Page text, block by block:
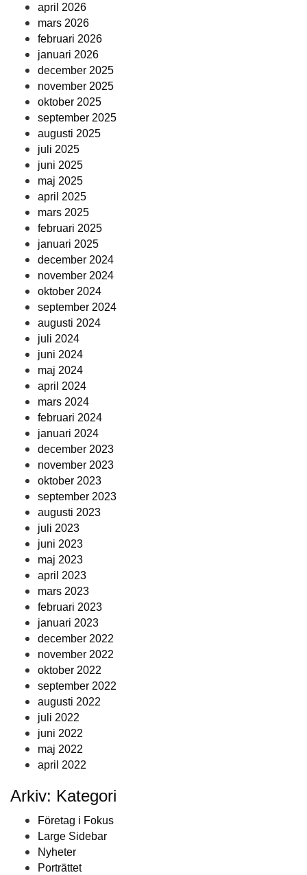
april 2026
mars 2026
februari 2026
januari 2026
december 2025
november 2025
oktober 2025
september 2025
augusti 2025
juli 2025
juni 2025
maj 2025
april 2025
mars 2025
februari 2025
januari 2025
december 2024
november 2024
oktober 2024
september 2024
augusti 2024
juli 2024
juni 2024
maj 2024
april 2024
mars 2024
februari 2024
januari 2024
december 2023
november 2023
oktober 2023
september 2023
augusti 2023
juli 2023
juni 2023
maj 2023
april 2023
mars 2023
februari 2023
januari 2023
december 2022
november 2022
oktober 2022
september 2022
augusti 2022
juli 2022
juni 2022
maj 2022
april 2022
Arkiv: Kategori
Företag i Fokus
Large Sidebar
Nyheter
Porträttet